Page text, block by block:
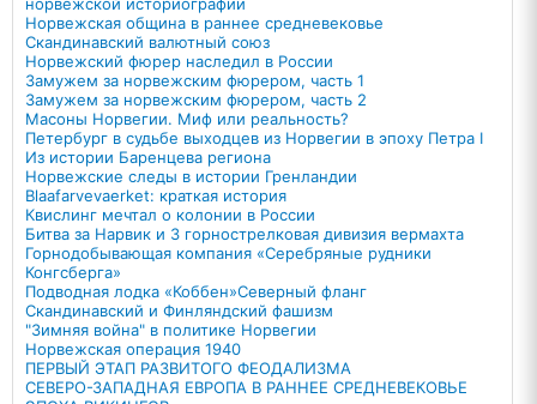
Норвежская община в раннее средневековье
Скандинавский валютный союз
Норвежский фюрер наследил в России
Замужем за норвежским фюрером, часть 1
Замужем за норвежским фюрером, часть 2
Масоны Норвегии. Миф или реальность?
Петербург в судьбе выходцев из Норвегии в эпоху Петра I
Из истории Баренцева региона
Норвежские следы в истории Гренландии
Blaafarvevaerket: краткая история
Квислинг мечтал о колонии в России
Битва за Нарвик и 3 горнострелковая дивизия вермахта
Горнодобывающая компания «Серебряные рудники
Конгсберга»
Подводная лодка «Коббен»Северный фланг
Скандинавский и Финляндский фашизм
"Зимняя война" в политике Норвегии
Норвежская операция 1940
ПЕРВЫЙ ЭТАП РАЗВИТОГО ФЕОДАЛИЗМА
СЕВЕРО-ЗАПАДНАЯ ЕВРОПА В РАННЕЕ СРЕДНЕВЕКОВЬЕ